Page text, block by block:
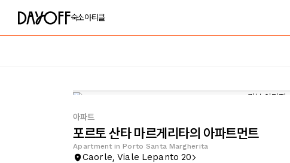
숙소아티클
아파트
포르토 산타 마르게리타의 아파트먼트
Apartment in Porto Santa Margherita
Caorle, Viale Lepanto 20